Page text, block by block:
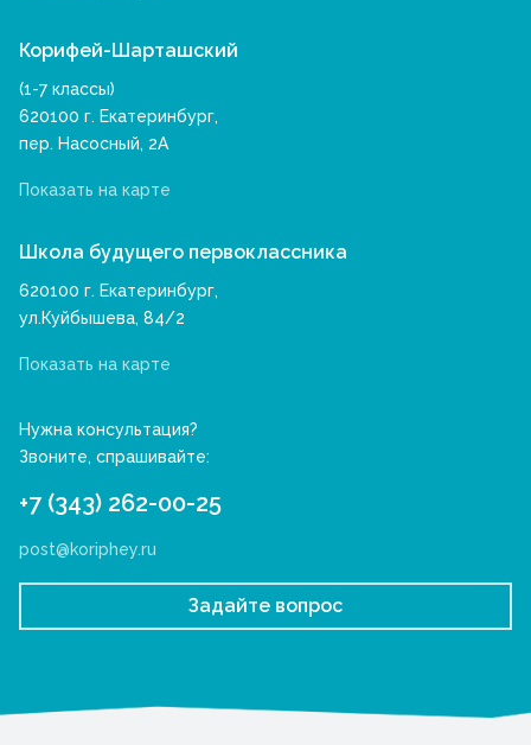
Корифей-Шарташский
(1-7 классы)
620100 г. Екатеринбург,
пер. Насосный, 2А
Показать на карте
Школа будущего первоклассника
620100 г. Екатеринбург,
ул.Куйбышева, 84/2
Показать на карте
Нужна консультация?
Звоните, спрашивайте:
+7 (343) 262-00-25
post@koriphey.ru
Задайте вопрос